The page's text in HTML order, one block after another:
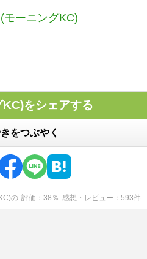
モーニングKC)
をシェアする
をつぶやく
の 評価 38 ％ 感想・レビュー 593件